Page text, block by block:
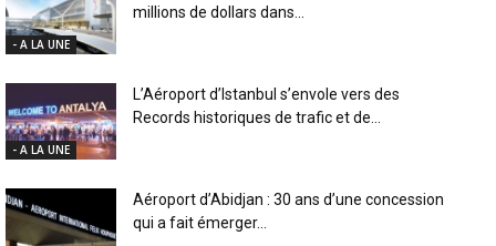
- A LA UNE
millions de dollars dans...
- A LA UNE
L’Aéroport d’Istanbul s’envole vers des
Records historiques de trafic et de...
Aéroport d’Abidjan : 30 ans d’une concession
qui a fait émerger...